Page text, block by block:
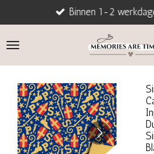
direct
naar
Binnen 1-2